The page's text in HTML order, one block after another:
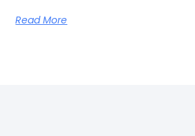
Read More